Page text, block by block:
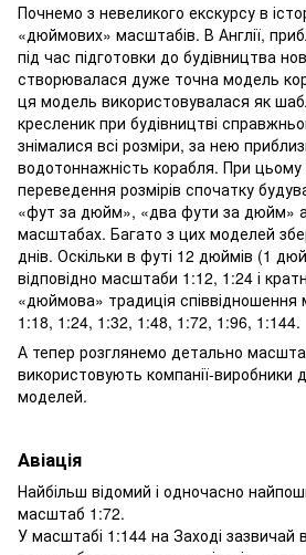
Почнемо з невеликого екскурсу в
«дюймових» масштабів. В Англії,
під час підготовки до будівництва
створювалася дуже точна модель
ця модель використовувалася як
кресленик при будівництві
знімалися всі розміри, за нею
водотоннажність корабля. При
переведення розмірів спочатку
«фут за дюйм», «два фути за дюйм»
масштабах. Багато з цих моделей
днів. Оскільки в футі 12 дюймів (1
відповідно масштаби 1:12, 1:24 і
«дюймова» традиція співвідношення
1:18, 1:24, 1:32, 1:48, 1:72, 1:96, 1:144.
А тепер розглянемо детально
використовують компанії-виробники
моделей.
Авіація
Найбільш відомий і одночасно
масштаб 1:72.
У масштабі 1:144 на Заході зазвичай